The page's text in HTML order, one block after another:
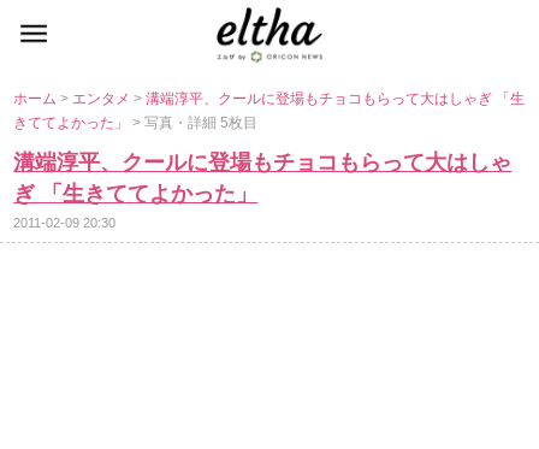
ホーム> エンタメ>溝端淳平、クールに登場もチョコもらって大はしゃぎ 「生
きててよかった」> 写真・詳細 5枚目
溝端淳平、クールに登場もチョコもらって大はしゃ
ぎ 「生きててよかった」
2011-02-09 20:30